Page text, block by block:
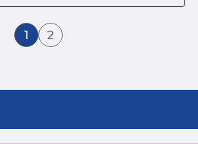
Aktualnie czytasz stronę
1 Strona
2